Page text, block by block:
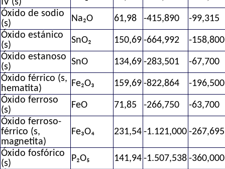
Óxido de sodio
(s)
Na₂O 61,98 -415,890
-99,315
Óxido estánico
(s)
SnO₂ 150,69 -664,992
-158,800
Óxido estanoso
(s)
SnO 134,69 -283,501
-67,700
Óxido férrico (s,
hematita)
Fe₂O₃ 159,69 -822,864
-196,500
Óxido ferroso
(s)
FeO 71,85 -266,750
-63,700
Óxido ferroso-
férrico (s,
magnetita)
Fe₃O₄ 231,54 -1.121,000 -267,695
Óxido fosfórico
(s)
P₂O₅ 141,94 -1.507,538 -360,000